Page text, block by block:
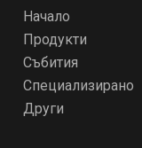
Начало
Продукти
Събития
Специализирано
Други